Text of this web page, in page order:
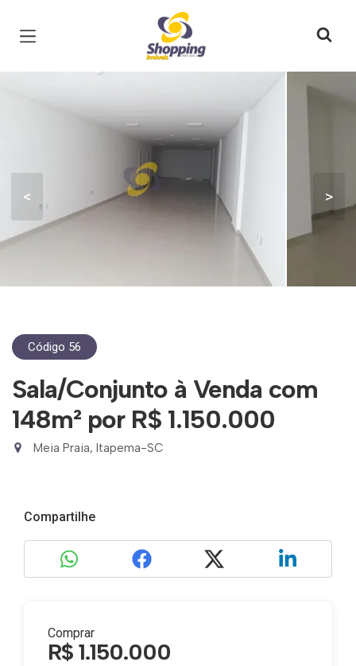
Página inicial
< >
Código 56
Sala/Conjunto à Venda com
148m² por R$ 1.150.000
Meia Praia, Itapema-SC
Compartilhe
Comprar
R$ 1.150.000